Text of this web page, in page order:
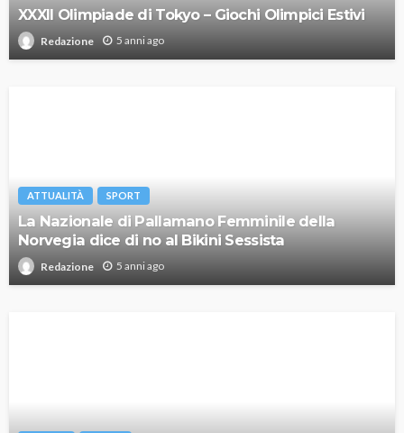
XXXII Olimpiade di Tokyo – Giochi Olimpici Estivi
Redazione 5 anni ago
ATTUALITÀ SPORT
La Nazionale di Pallamano Femminile della
Norvegia dice di no al Bikini Sessista
Redazione 5 anni ago